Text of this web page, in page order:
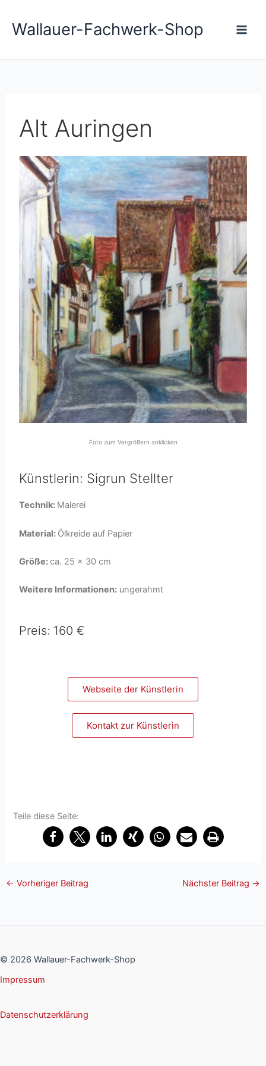
Inhalt
springen
Wallauer-Fachwerk-Shop
Alt Auringen
Foto zum Vergrößern anklicken
Künstlerin: Sigrun Stellter
Technik: Malerei
Material: Ölkreide auf Papier
Größe:ca. 25 x 30 cm
Weitere Informationen: ungerahmt
Preis: 160 €
Webseite der Künstlerin
Kontakt zur Künstlerin
Teile diese Seite:
← Vorheriger Beitrag Nächster Beitrag →
© 2026 Wallauer-Fachwerk-Shop
Impressum
Datenschutzerklärung